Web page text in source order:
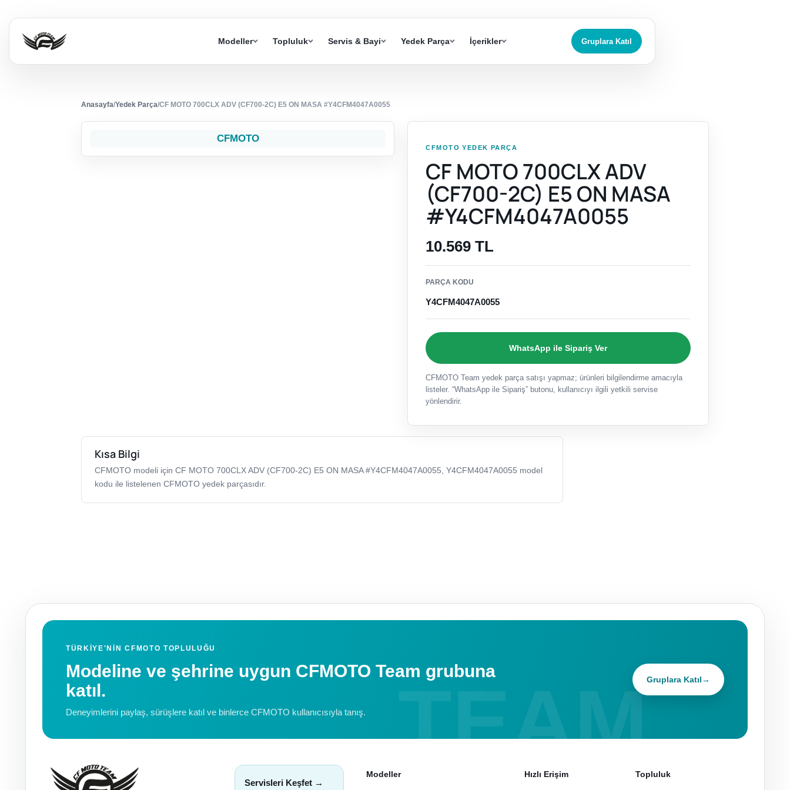
Modeller Topluluk Servis & Bayi Yedek Parça İçerikler Gruplara Katıl
Anasayfa/Yedek Parça/CF MOTO 700CLX ADV (CF700-2C) E5 ON MASA #Y4CFM4047A0055
CFMOTO
CFMOTO YEDEK PARÇA
CF MOTO 700CLX ADV
(CF700-2C) E5 ON MASA
#Y4CFM4047A0055
10.569 TL
PARÇA KODU
Y4CFM4047A0055
WhatsApp ile Sipariş Ver
CFMOTO Team yedek parça satışı yapmaz; ürünleri bilgilendirme amacıyla
listeler. “WhatsApp ile Sipariş” butonu, kullanıcıyı ilgili yetkili servise
yönlendirir.
Kısa Bilgi
CFMOTO modeli için CF MOTO 700CLX ADV (CF700-2C) E5 ON MASA #Y4CFM4047A0055, Y4CFM4047A0055 model
kodu ile listelenen CFMOTO yedek parçasıdır.
TÜRKIYE'NIN CFMOTO TOPLULUĞU
Modeline ve şehrine uygun CFMOTO Team grubuna
katıl.
Deneyimlerini paylaş, sürüşlere katıl ve binlerce CFMOTO kullanıcısıyla tanış.
Gruplara Katıl→
Servisleri Keşfet →
Modeller Hızlı Erişim Topluluk